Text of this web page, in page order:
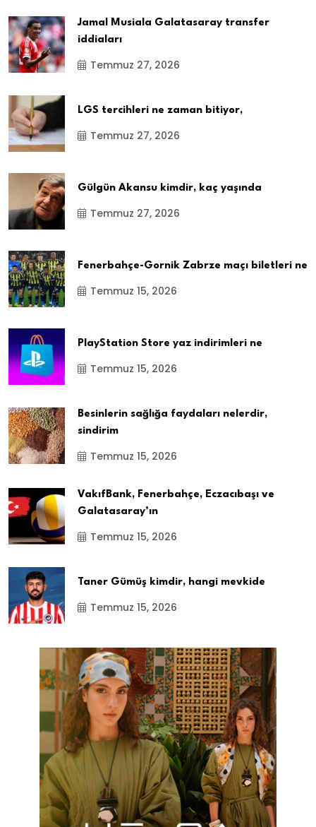
Jamal Musiala Galatasaray transfer
iddiaları
Temmuz 27, 2026
LGS tercihleri ne zaman bitiyor,
Temmuz 27, 2026
Gülgün Akansu kimdir, kaç yaşında
Temmuz 27, 2026
Fenerbahçe-Gornik Zabrze maçı biletleri ne
Temmuz 15, 2026
PlayStation Store yaz indirimleri ne
Temmuz 15, 2026
Besinlerin sağlığa faydaları nelerdir,
sindirim
Temmuz 15, 2026
VakıfBank, Fenerbahçe, Eczacıbaşı ve
Galatasaray’ın
Temmuz 15, 2026
Taner Gümüş kimdir, hangi mevkide
Temmuz 15, 2026